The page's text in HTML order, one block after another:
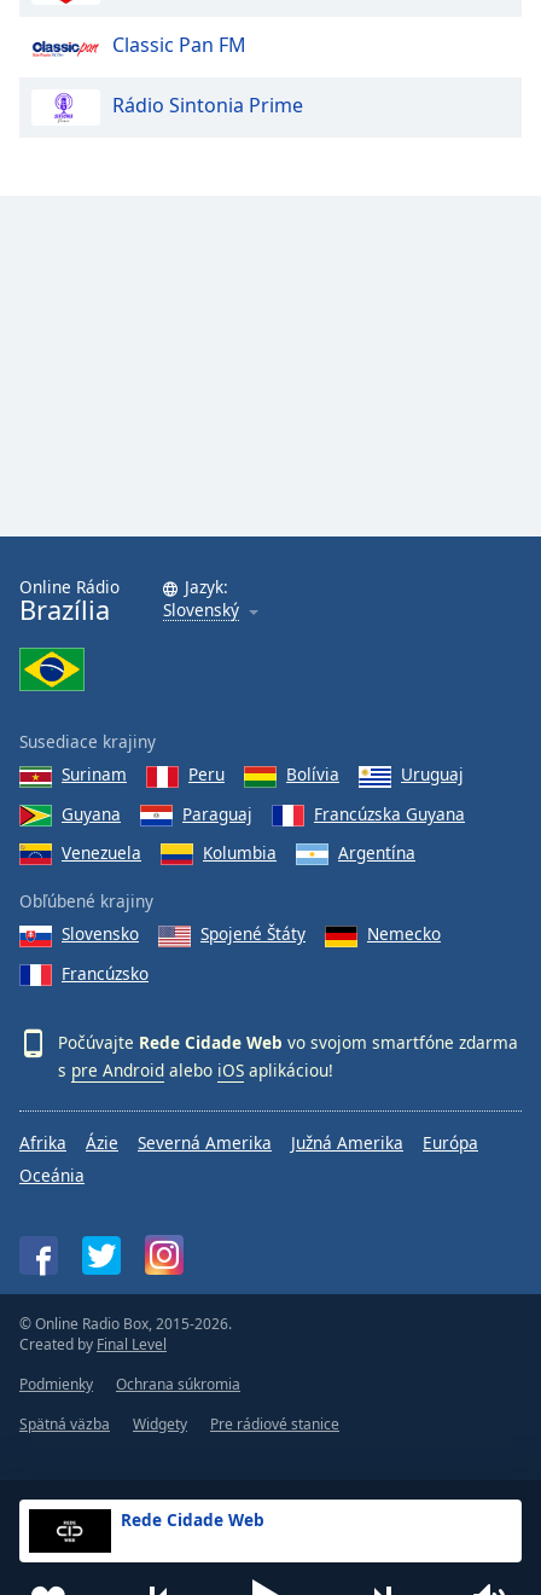
Rede Cidade Web
Classic Pan FM
Rádio Sintonia Prime
Online Rádio
Brazília
Jazyk:
Slovenský
Susediace krajiny
Surinam
Peru Bolívia
Uruguaj
Guyana
Paraguaj
Francúzska Guyana
Venezuela
Kolumbia Argentína
Obľúbené krajiny
Slovensko
Spojené Štáty
Nemecko
Francúzsko
Počúvajte Rede Cidade Web vo svojom smartfóne zdarma
s pre Android alebo iOS aplikáciou!
Afrika Ázie Severná Amerika Južná Amerika
Európa
Oceánia
© Online Radio Box, 2015-2026.
Created by Final Level
Podmienky
Ochrana súkromia
Spätná väzba
Widgety Pre rádiové stanice